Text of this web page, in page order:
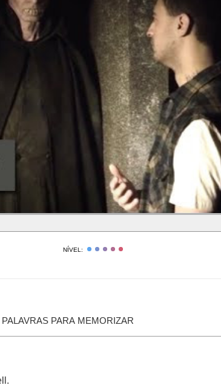
NÍVEL:
PALAVRAS PARA MEMORIZAR
.